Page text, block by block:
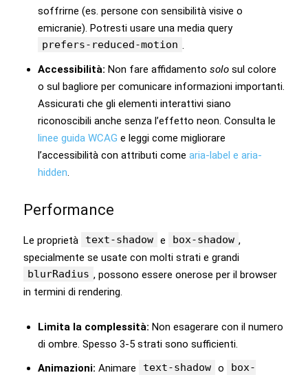
soffrirne (es. persone con sensibilità visive o
emicranie). Potresti usare una media query
prefers-reduced-motion
Accessibilità: Non fare affidamento solo sul colore
o sul bagliore per comunicare informazioni importanti.
Assicurati che gli elementi interattivi siano
riconoscibili anche senza l’effetto neon. Consulta le
linee guida WCAG e leggi come migliorare
l’accessibilità con attributi come aria-label e aria-
hidden
Performance
Le proprietà text-shadow e box-shadow ,
specialmente se usate con molti strati e grandi
blurRadius , possono essere onerose per il browser
in termini di rendering.
Limita la complessità: Non esagerare con il numero
di ombre. Spesso 3-5 strati sono sufficienti.
Animazioni: Animare text-shadow o
box-